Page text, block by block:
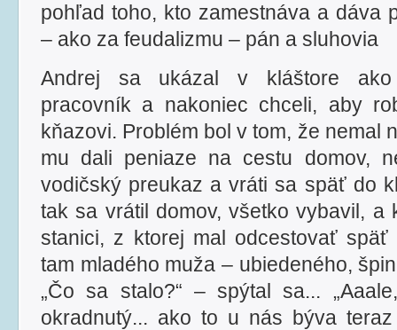
pohľad toho, kto zamestnáva a dáva
– ako za feudalizmu – pán a sluhovia
Andrej sa ukázal v kláštore ako
pracovník a nakoniec chceli, aby
kňazovi. Problém bol v tom, že nemal
mu dali peniaze na cestu domov,
vodičský preukaz a vráti sa späť do
tak sa vrátil domov, všetko vybavil, a
stanici, z ktorej mal odcestovať späť
tam mladého muža – ubiedeného,
„Čo sa stalo?“ – spýtal sa...
okradnutý... ako to u nás býva